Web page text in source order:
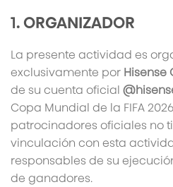
1. ORGANIZADOR
La presente actividad es
exclusivamente por Hisense
de su cuenta oficial
Copa Mundial de la FIFA
patrocinadores oficiales no
vinculación con esta
responsables de su
de ganadores.